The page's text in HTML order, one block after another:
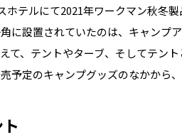
ホテルにて2021年ワークマン秋冬
に設置されていたのは、キャンプ
て、テントやターブ、そしてテン
予定のキャンプグッズのなかから